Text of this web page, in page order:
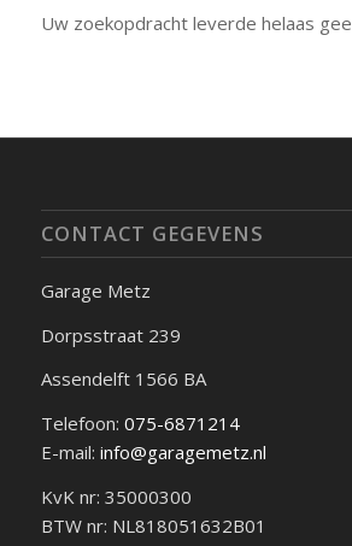
Uw zoekopdracht leverde helaas
CONTACT GEGEVENS
Garage Metz
Dorpsstraat 239
Assendelft 1566 BA
Telefoon: 075-6871214
E-mail: info@garagemetz.nl
KvK nr: 35000300
BTW nr: NL818051632B01